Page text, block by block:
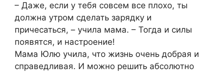
– Даже, если у тебя совсем все плохо, ты
должна утром сделать зарядку и
причесаться, – учила мама. – Тогда и силы
появятся, и настроение!
Мама Юлю учила, что жизнь очень добрая и
справедливая. И можно решить абсолютно